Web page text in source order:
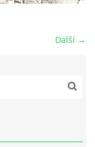
podpory
Další →